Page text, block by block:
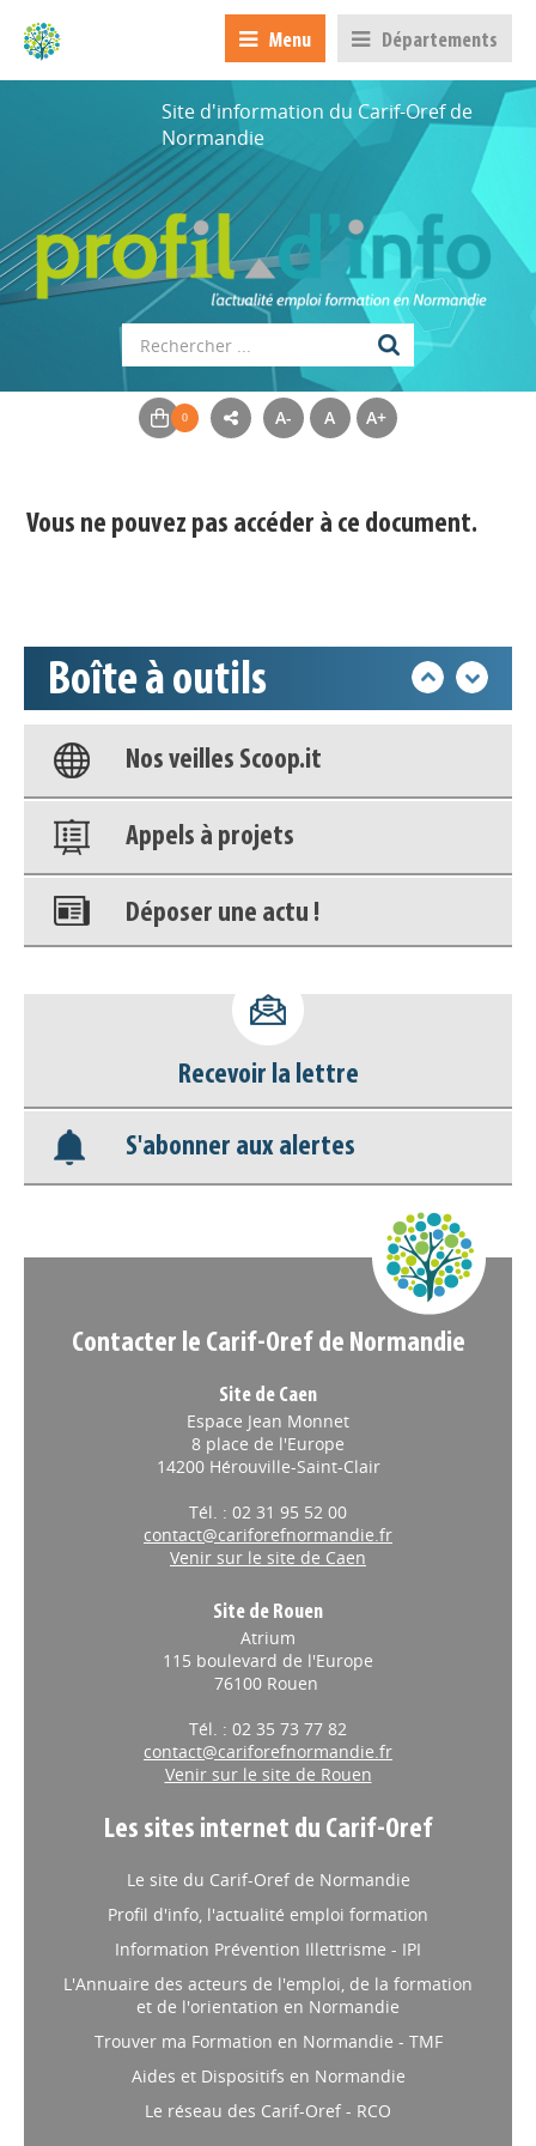
Menu Départements
Site d'information du Carif-Oref de
Normandie
A- A A+
Vous ne pouvez pas accéder à ce document.
Boîte à outils
Appels à projets
Déposer une actu !
Base documentaire
Nos veilles Scoop.it
Appels à projets
Déposer une actu !
déconnecter)
Base documentaire
Nos veilles Scoop.it
Recevoir la lettre
S'abonner aux alertes
Contacter le Carif-Oref de Normandie
Site de Caen
Espace Jean Monnet
8 place de l'Europe
14200 Hérouville-Saint-Clair
Tél. : 02 31 95 52 00
contact@cariforefnormandie.fr
Venir sur le site de Caen
Site de Rouen
Atrium
115 boulevard de l'Europe
76100 Rouen
Tél. : 02 35 73 77 82
contact@cariforefnormandie.fr
Venir sur le site de Rouen
Les sites internet du Carif-Oref
Le site du Carif-Oref de Normandie
Profil d'info, l'actualité emploi formation
Information Prévention Illettrisme - IPI
L'Annuaire des acteurs de l'emploi, de la formation
et de l'orientation en Normandie
Trouver ma Formation en Normandie - TMF
Aides et Dispositifs en Normandie
Le réseau des Carif-Oref - RCO